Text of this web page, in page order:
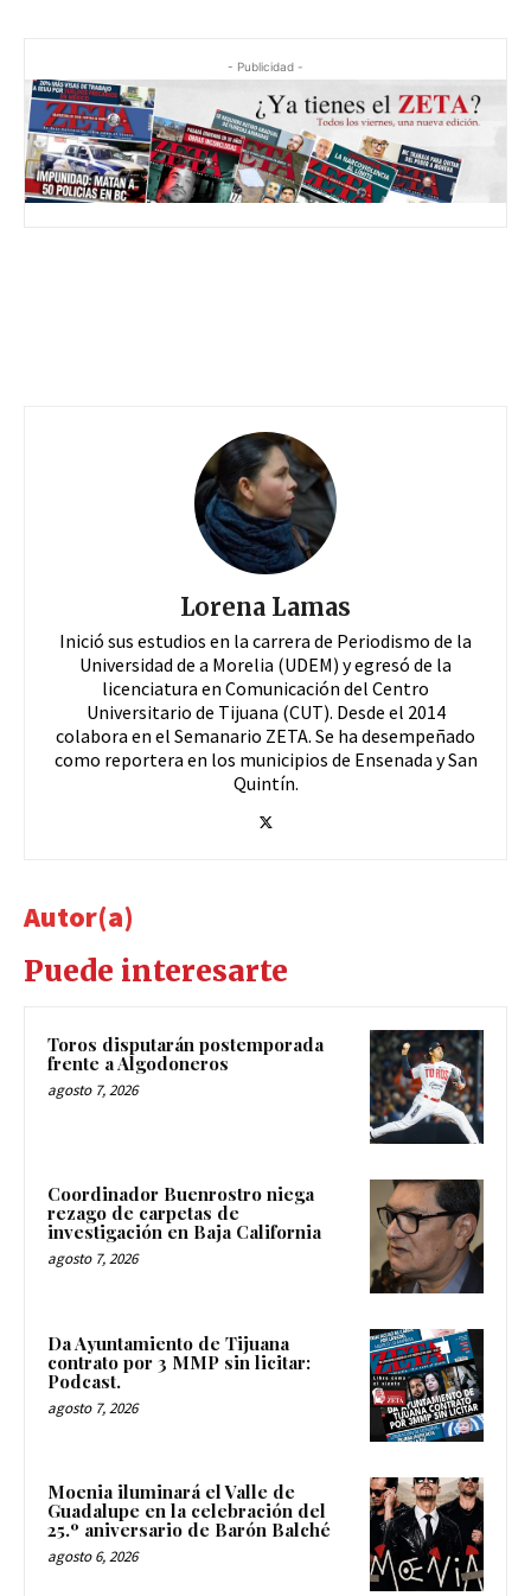
- Publicidad -
Lorena Lamas
Inició sus estudios en la carrera de Periodismo de la
Universidad de a Morelia (UDEM) y egresó de la
licenciatura en Comunicación del Centro
Universitario de Tijuana (CUT). Desde el 2014
colabora en el Semanario ZETA. Se ha desempeñado
como reportera en los municipios de Ensenada y San
Quintín.
Autor(a)
Puede interesarte
Toros disputarán postemporada
frente a Algodoneros
agosto 7, 2026
Coordinador Buenrostro niega
rezago de carpetas de
investigación en Baja California
agosto 7, 2026
Da Ayuntamiento de Tijuana
contrato por 3 MMP sin licitar:
Podcast.
agosto 7, 2026
Moenia iluminará el Valle de
Guadalupe en la celebración del
25.º aniversario de Barón Balché
agosto 6, 2026